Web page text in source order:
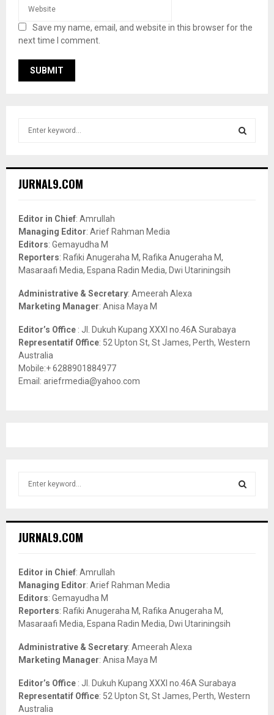
Save my name, email, and website in this browser for the
next time I comment.
h
o
r
:
JURNAL9.COM
Editor in Chief: Amrullah
Managing Editor: Arief Rahman Media
Editors: Gemayudha M
Reporters: Rafiki Anugeraha M, Rafika Anugeraha M,
Masaraafi Media, Espana Radin Media, Dwi Utariningsih
Administrative & Secretary: Ameerah Alexa
Marketing Manager: Anisa Maya M
Editor’s Office : Jl. Dukuh Kupang XXXI no.46A Surabaya
Representatif Office: 52 Upton St, St James, Perth, Western
Australia
Mobile:+ 6288901884977
Email: ariefrmedia@yahoo.com
h
o
r
:
JURNAL9.COM
Editor in Chief: Amrullah
Managing Editor: Arief Rahman Media
Editors: Gemayudha M
Reporters: Rafiki Anugeraha M, Rafika Anugeraha M,
Masaraafi Media, Espana Radin Media, Dwi Utariningsih
Administrative & Secretary: Ameerah Alexa
Marketing Manager: Anisa Maya M
Editor’s Office : Jl. Dukuh Kupang XXXI no.46A Surabaya
Representatif Office: 52 Upton St, St James, Perth, Western
Australia